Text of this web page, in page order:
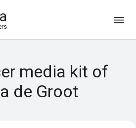
media kit of
de Groot